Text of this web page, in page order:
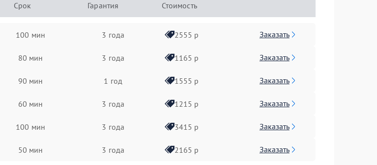
Срок Гарантия Стоимость
100 мин 3 года 2555 р Заказать
80 мин 3 года 1165 р Заказать
90 мин 1 год 1555 р Заказать
60 мин 3 года 1215 р Заказать
100 мин 3 года 3415 р Заказать
50 мин 3 года 2165 р Заказать